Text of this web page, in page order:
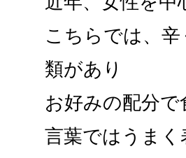
こちらでは、
類があり
お好みの配分
言葉ではうま